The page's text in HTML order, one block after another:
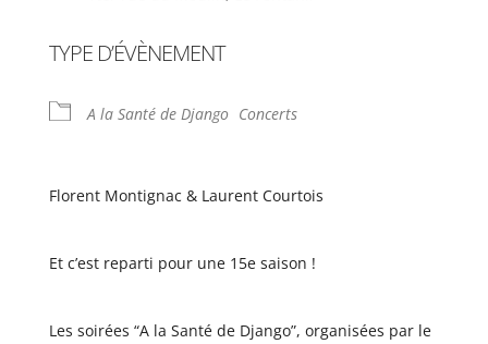
TYPE D’ÉVÈNEMENT
A la Santé de Django Concerts
Florent Montignac & Laurent Courtois
Et c’est reparti pour une 15e saison !
Les soirées “A la Santé de Django”, organisées par le